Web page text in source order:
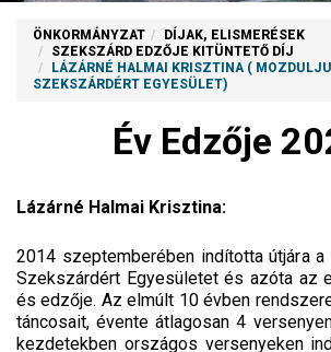
ÖNKORMÁNYZAT
DÍJAK, ELISMERÉSEK
SZEKSZÁRD EDZŐJE KITÜNTETŐ DÍJ
LÁZÁRNÉ HALMAI KRISZTINA (
SZEKSZÁRDÉRT EGYESÜLET)
Év Edzője
Lázárné Halmai Krisztina:
2014 szeptemberében indította útjára a
Szekszárdért Egyesületet és azóta az
és edzője. Az elmúlt 10 évben
táncosait, évente átlagosan 4
kezdetekben országos versenyeken